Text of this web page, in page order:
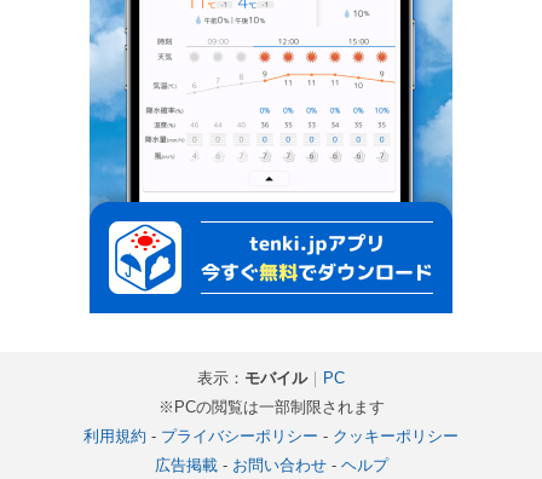
表示： モバイル｜ PC
※PCの閲覧は一部制限されます
利用規約 - プライバシーポリシー - クッキーポリシー
広告掲載- お問い合わせ- ヘルプ